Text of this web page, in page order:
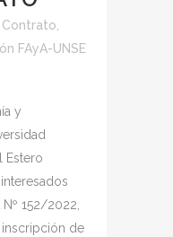
Contrato
FAyA-UNSE
y
Estero
152/2022,
inscripción de